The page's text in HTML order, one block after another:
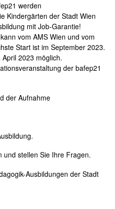
werden
Kindergärten der Stadt Wien
mit Job-Garantie!
vom AMS Wien und vom
Start ist im September 2023.
2023 möglich.
der bafep21
der Aufnahme
und stellen Sie Ihre Fragen.
Ausbildungen der Stadt